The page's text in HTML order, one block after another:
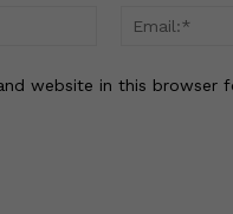
Name:*
website in this browser